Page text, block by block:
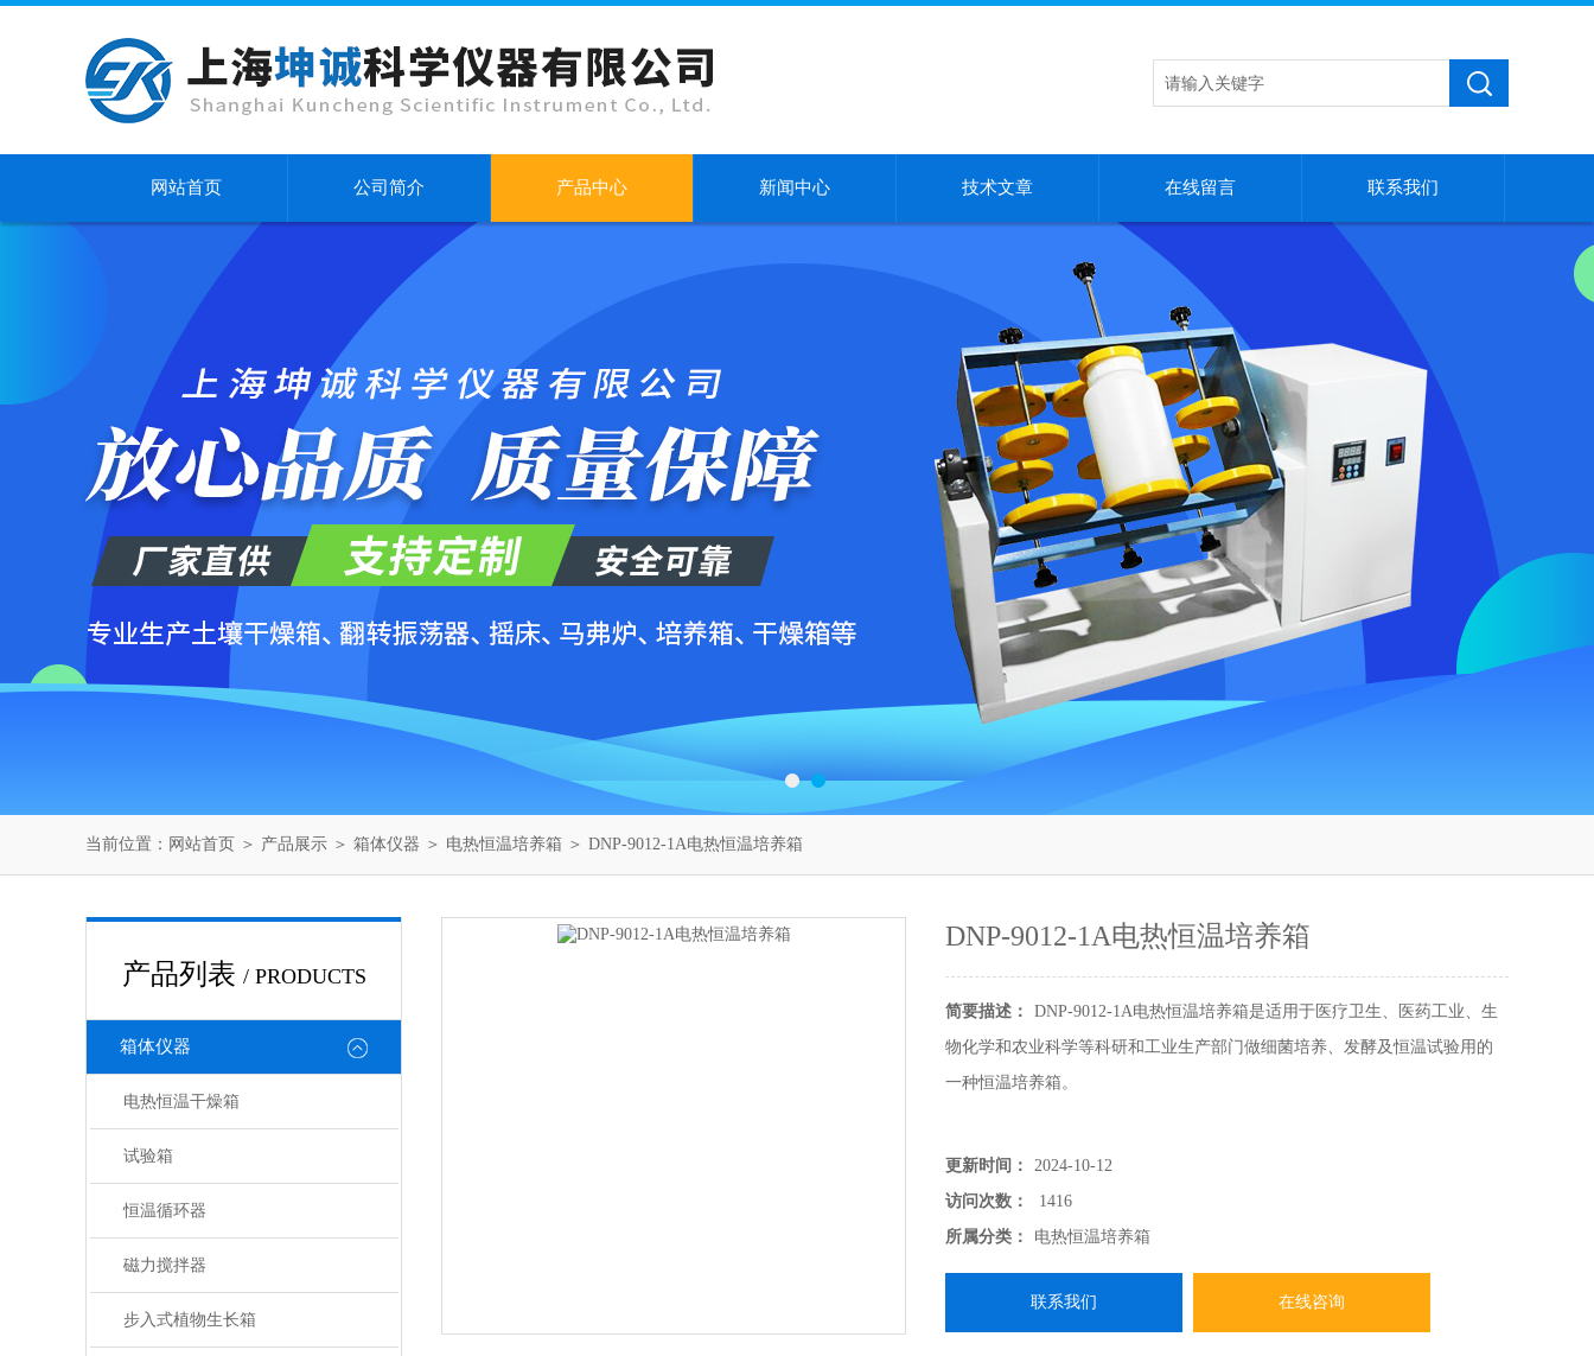
网站首页 公司简介 产品中心 新闻中心 技术文章 在线留言 联系我们
当前位置： 网站首页 ＞ 产品展示 ＞ 箱体仪器 ＞ 电热恒温培养箱 ＞ DNP-9012-1A电热恒温培养箱
产品列表 / PRODUCTS
箱体仪器
电热恒温干燥箱
试验箱
恒温循环器
磁力搅拌器
步入式植物生长箱
DNP-9012-1A电热恒温培养箱
简要描述：
DNP-9012-1A电热恒温培养箱是适用于医疗卫生、医药工业、生
物化学和农业科学等科研和工业生产部门做细菌培养、发酵及恒温试验用的
一种恒温培养箱。
更新时间：
2024-10-12
访问次数：
1416
所属分类：
电热恒温培养箱
联系我们 在线咨询